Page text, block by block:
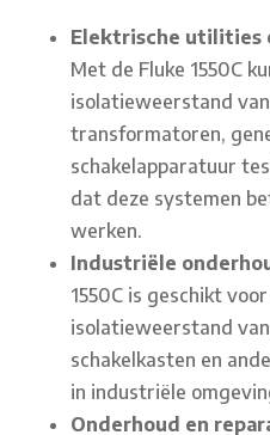
Elektrische utilities
Met de Fluke 1550C
isolatieweerstand
transformatoren,
schakelapparatuur
dat deze systemen
werken.
Industriële
1550C is geschikt
isolatieweerstand
schakelkasten en
in industriële
Onderhoud en